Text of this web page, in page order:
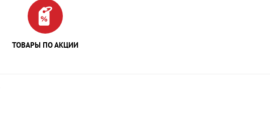
ТОВАРЫ ПО АКЦИИ